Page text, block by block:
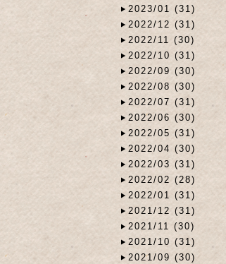
2023/01 (31)
2022/12 (31)
2022/11 (30)
2022/10 (31)
2022/09 (30)
2022/08 (30)
2022/07 (31)
2022/06 (30)
2022/05 (31)
2022/04 (30)
2022/03 (31)
2022/02 (28)
2022/01 (31)
2021/12 (31)
2021/11 (30)
2021/10 (31)
2021/09 (30)